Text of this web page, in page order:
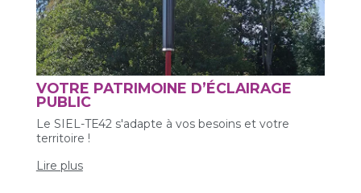
VOTRE PATRIMOINE D’ÉCLAIRAGE
PUBLIC
Le SIEL-TE42 s'adapte à vos besoins et votre
territoire !
Lire plus